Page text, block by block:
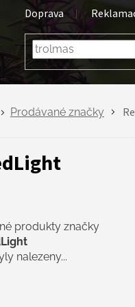
Doprava
Prodávané značky
produkty značky
nalezeny...